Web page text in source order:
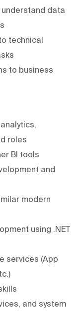
data
technical
to business
roles
BI tools
and
modern
using .NET
services (App
and system